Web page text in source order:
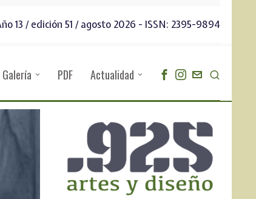
13 / edición 51 / agosto 2026 - ISSN: 2395-9894
Galería PDF Actualidad